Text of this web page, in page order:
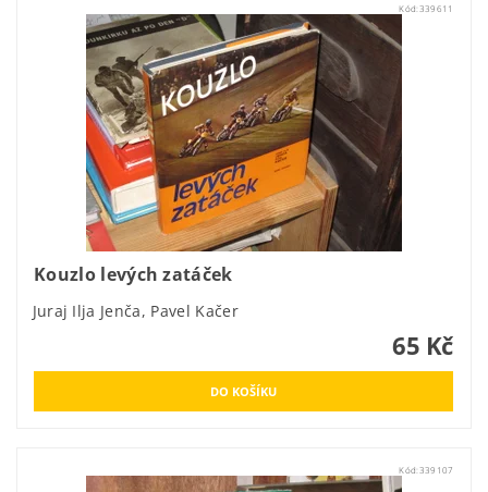
Kód: 339611
Kouzlo levých zatáček
Juraj Ilja Jenča, Pavel Kačer
65 Kč
Kód:339107